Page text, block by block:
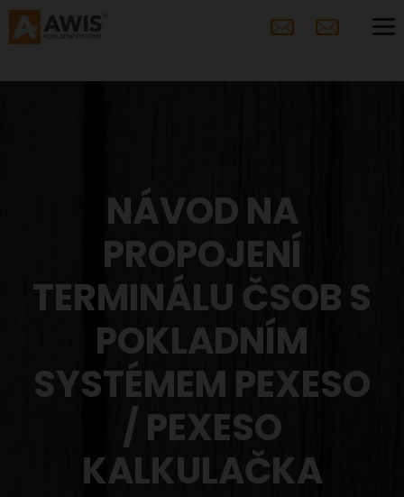
NÁVOD NA
PROPOJENÍ
TERMINÁLU ČSOB S
POKLADNÍM
SYSTÉMEM PEXESO
/ PEXESO
KALKULAČKA